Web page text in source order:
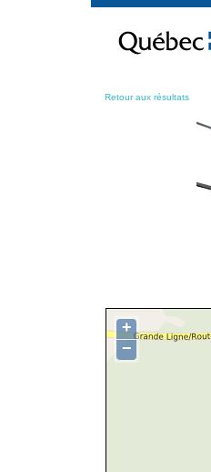
contenu
Retour aux résultats
+
−